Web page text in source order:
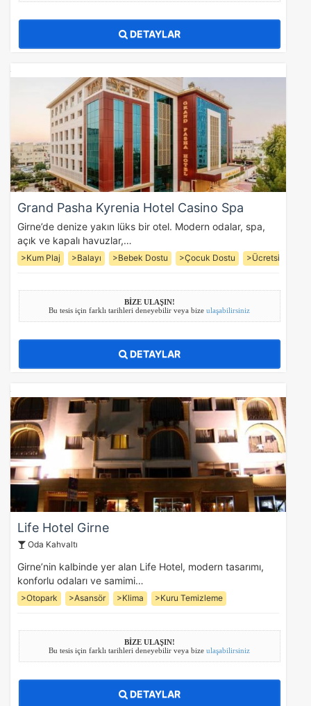
DETAYLAR
Grand Pasha Kyrenia Hotel Casino Spa
Girne’de denize yakın lüks bir otel. Modern odalar, spa,
açık ve kapalı havuzlar,…
>Kum Plaj >Balayı >Bebek Dostu >Çocuk Dostu >Ücretsiz Wifi
BİZE ULAŞIN!
Bu tesis için farklı tarihleri deneyebilir veya bizeulaşabilirsiniz
DETAYLAR
Life Hotel Girne
Oda Kahvaltı
Girne’nin kalbinde yer alan Life Hotel, modern tasarımı,
konforlu odaları ve samimi…
>Otopark >Asansör >Klima >Kuru Temizleme
BİZE ULAŞIN!
Bu tesis için farklı tarihleri deneyebilir veya bizeulaşabilirsiniz
DETAYLAR